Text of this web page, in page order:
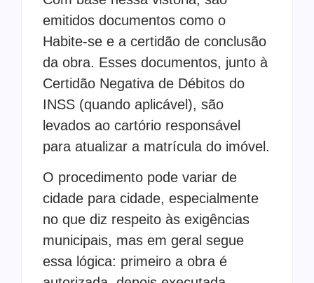
emitidos documentos como o
Habite-se e a certidão de conclusão
da obra. Esses documentos, junto à
Certidão Negativa de Débitos do
INSS (quando aplicável), são
levados ao cartório responsável
para atualizar a matrícula do imóvel.
O procedimento pode variar de
cidade para cidade, especialmente
no que diz respeito às exigências
municipais, mas em geral segue
essa lógica: primeiro a obra é